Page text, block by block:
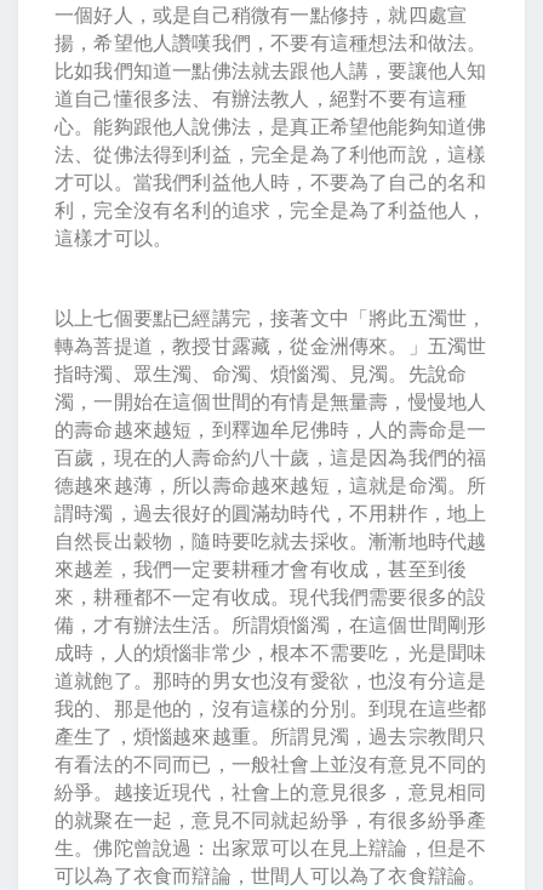
一個好人，或是自己稍微有一點修持，就四處宣
揚，希望他人讚嘆我們，不要有這種想法和做法。
比如我們知道一點佛法就去跟他人講，要讓他人知
道自己懂很多法、有辦法教人，絕對不要有這種
心。能夠跟他人說佛法，是真正希望他能夠知道佛
法、從佛法得到利益，完全是為了利他而說，這樣
才可以。當我們利益他人時，不要為了自己的名和
利，完全沒有名利的追求，完全是為了利益他人，
這樣才可以。
以上七個要點已經講完，接著文中「將此五濁世，
轉為菩提道，教授甘露藏，從金洲傳來。」五濁世
指時濁、眾生濁、命濁、煩惱濁、見濁。先說命
濁，一開始在這個世間的有情是無量壽，慢慢地人
的壽命越來越短，到釋迦牟尼佛時，人的壽命是一
百歲，現在的人壽命約八十歲，這是因為我們的福
德越來越薄，所以壽命越來越短，這就是命濁。所
謂時濁，過去很好的圓滿劫時代，不用耕作，地上
自然長出穀物，隨時要吃就去採收。漸漸地時代越
來越差，我們一定要耕種才會有收成，甚至到後
來，耕種都不一定有收成。現代我們需要很多的設
備，才有辦法生活。所謂煩惱濁，在這個世間剛形
成時，人的煩惱非常少，根本不需要吃，光是聞味
道就飽了。那時的男女也沒有愛欲，也沒有分這是
我的、那是他的，沒有這樣的分別。到現在這些都
產生了，煩惱越來越重。所謂見濁，過去宗教間只
有看法的不同而已，一般社會上並沒有意見不同的
紛爭。越接近現代，社會上的意見很多，意見相同
的就聚在一起，意見不同就起紛爭，有很多紛爭產
生。佛陀曾說過：出家眾可以在見上辯論，但是不
可以為了衣食而辯論，世間人可以為了衣食辯論。